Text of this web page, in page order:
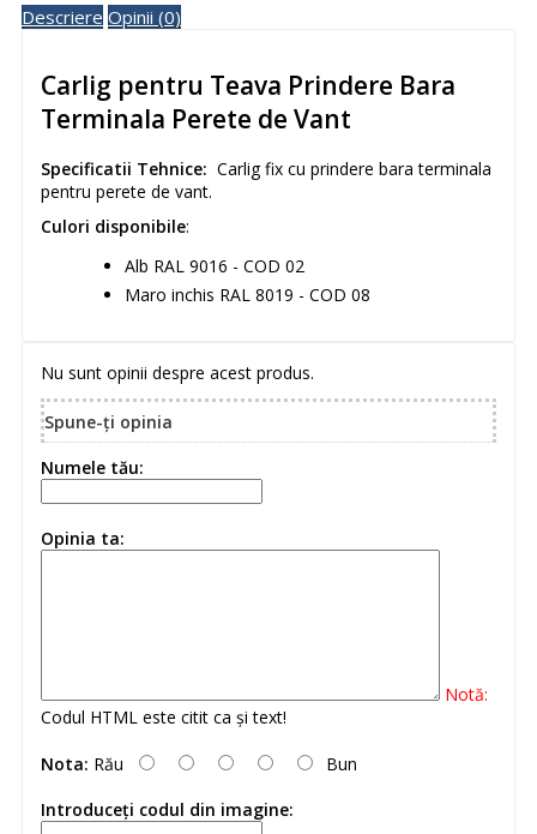
Descriere Opinii (0)
Carlig pentru Teava Prindere Bara
Terminala Perete de Vant
Specificatii Tehnice: Carlig fix cu prindere bara terminala
pentru perete de vant.
Culori disponibile:
Alb RAL 9016 - COD 02
Maro inchis RAL 8019 - COD 08
Nu sunt opinii despre acest produs.
Spune-ţi opinia
Numele tău:
Opinia ta:
Notă:
Codul HTML este citit ca şi text!
Nota: Rău
Bun
Introduceţi codul din imagine: